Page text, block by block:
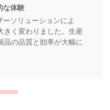
な体験
ーソリューションによ
きく変わりました。生産
品の品質と効率が大幅に